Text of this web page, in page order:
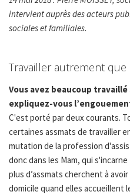
intervient auprès des acteurs
sociales et familiales.
Travailler autrement que
Vous avez beaucoup travaillé
expliquez-vous
C'est porté par deux courants.
certaines assmats de travailler
mutation de la profession
donc dans les Mam, qui
plus d’assmats cherchent à
domicile quand elles accueillent